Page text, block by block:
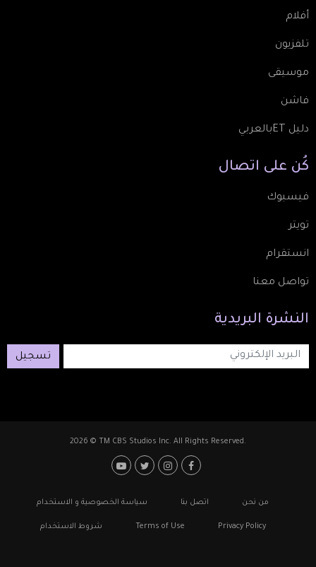
أفلام
تلفزيون
موسيقى
فاشن
دليل ETبالعربي
كُن على اتصال
فيسبوك
تويتر
انستقرام
تواصل معنا
النشرة البريدية
تسجيل
2026 © TM CBS Studios Inc. All Rights Reserved.
Footer: Social Media
Footerمن نحن اتصل بنا سياسة الخصوصية و الاستخدام
Privacy Policy
Terms of Use شروط الاستخدام